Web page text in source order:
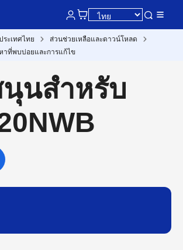
ะเทศไทย
ส่วนช่วยเหลือและดาวน์โหลด
ที่พบบ่อยและการแก้ไข
นสำหรับ